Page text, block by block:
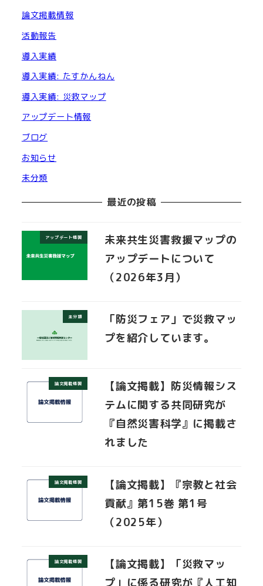
論文掲載情報
活動報告
導入実績
導入実績: たすかんねん
導入実績: 災救マップ
アップデート情報
ブログ
お知らせ
未分類
最近の投稿
アップデート情報
未来共生災害救援マップの
アップデートについて
（2026年3月）
未分類
「防災フェア」で災救マッ
プを紹介しています。
論文掲載情報
【論文掲載】防災情報シス
テムに関する共同研究が
『自然災害科学』に掲載さ
れました
論文掲載情報
【論文掲載】『宗教と社会
貢献』第15巻 第1号
（2025年）
論文掲載情報
【論文掲載】「災救マッ
プ」に係る研究が『人工知